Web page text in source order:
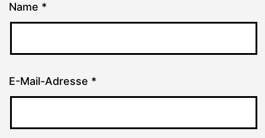
Name *
E-Mail-Adresse *